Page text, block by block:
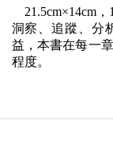
21.5cm×14cm
洞察、追蹤、分
益，本書在每一
程度。